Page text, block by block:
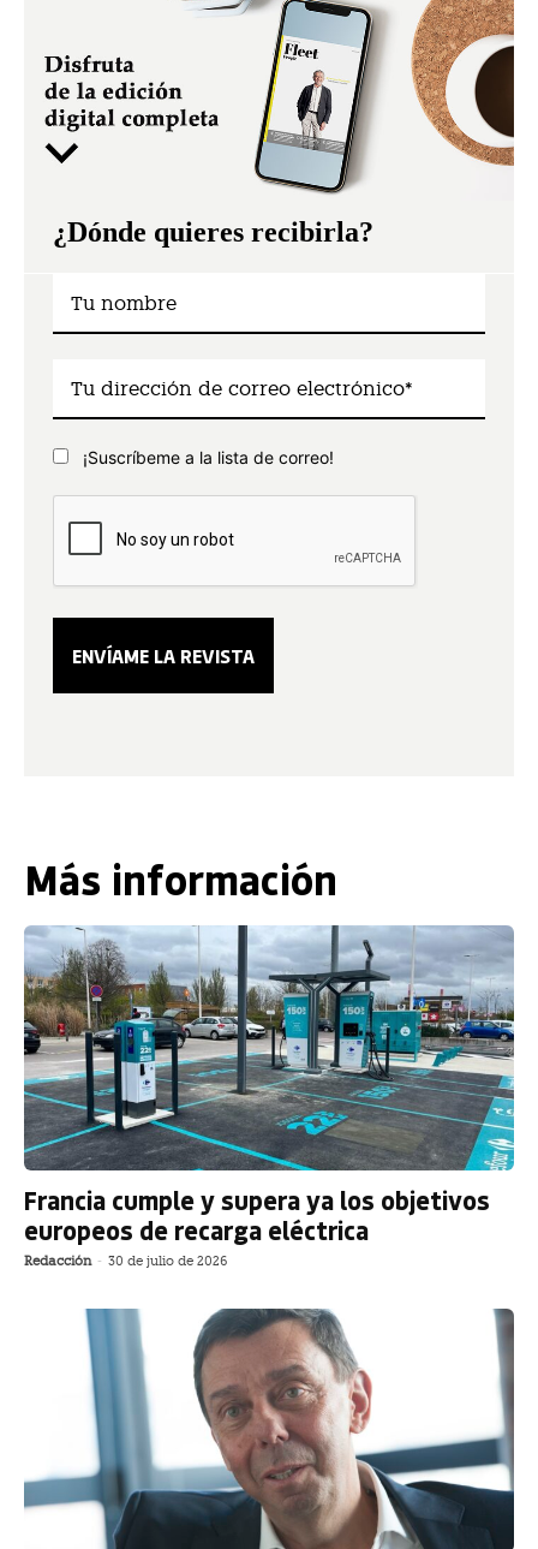
¿Dónde quieres recibirla?
¡Suscríbeme a la lista de correo!
Más información
Francia cumple y supera ya los objetivos
europeos de recarga eléctrica
Redacción - 30 de julio de 2026